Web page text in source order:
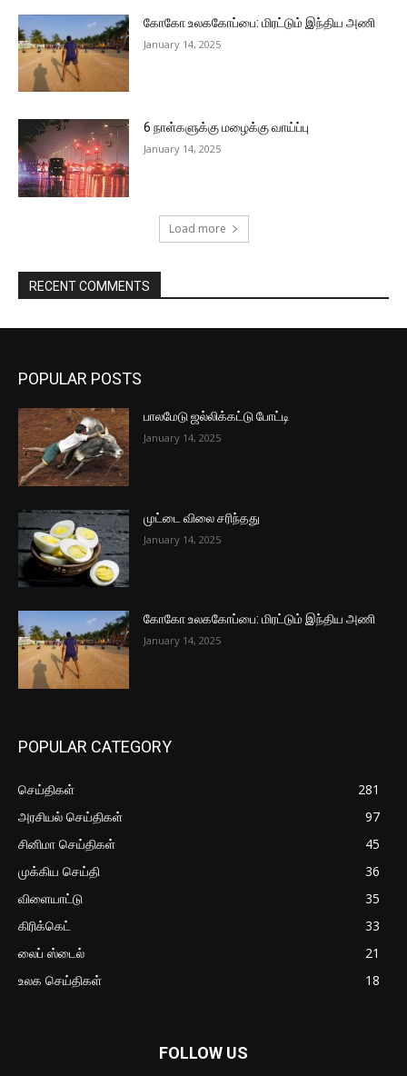
கோகோ உலககோப்பை: மிரட்டும் இந்திய அணி
January 14, 2025
6 நாள்களுக்கு மழைக்கு வாய்ப்பு
January 14, 2025
Load more
RECENT COMMENTS
POPULAR POSTS
பாலமேடு ஜல்லிக்கட்டு போட்டி
January 14, 2025
முட்டை விலை சரிந்தது
January 14, 2025
கோகோ உலககோப்பை: மிரட்டும் இந்திய அணி
January 14, 2025
POPULAR CATEGORY
செய்திகள்
281
அரசியல் செய்திகள்
97
சினிமா செய்திகள்
45
முக்கிய செய்தி
36
விளையாட்டு
35
கிரிக்கெட்
33
லைப் ஸ்டைல்
21
உலக செய்திகள்
18
FOLLOW US